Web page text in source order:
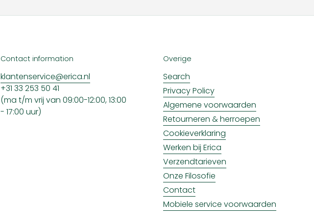
Contact information
klantenservice@erica.nl
+31 33 253 50 41
(ma t/m vrij van 09:00-12:00, 13:00
- 17:00 uur)
Overige
Search
Privacy Policy
Algemene voorwaarden
Retourneren & herroepen
Cookieverklaring
Werken bij Erica
Verzendtarieven
Onze Filosofie
Contact
Mobiele service voorwaarden